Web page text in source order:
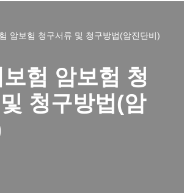
암보험 청구서류 및 청구방법(암진단비)
험 암보험 청
청구방법(암